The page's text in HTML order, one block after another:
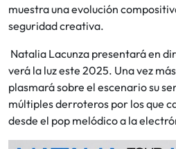
muestra una evolución
seguridad creativa.
Natalia Lacunza presentará en
verá la luz este 2025. Una vez
plasmará sobre el escenario su
múltiples derroteros por los que
desde el pop melódico a la